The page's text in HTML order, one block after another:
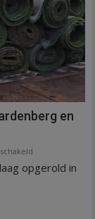
en
Binnen
opgerold in